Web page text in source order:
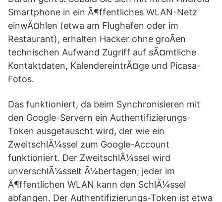
Smartphone in ein Ã¶ffentliches WLAN-Netz
einwÃ¤hlen (etwa am Flughafen oder im
Restaurant), erhalten Hacker ohne groÃen
technischen Aufwand Zugriff auf sÃ¤mtliche
Kontaktdaten, KalendereintrÃ¤ge und Picasa-
Fotos.
Das funktioniert, da beim Synchronisieren mit
den Google-Servern ein Authentifizierungs-
Token ausgetauscht wird, der wie ein
ZweitschlÃ¼ssel zum Google-Account
funktioniert. Der ZweitschlÃ¼ssel wird
unverschlÃ¼sselt Ã¼bertagen; jeder im
Ã¶ffentlichen WLAN kann den SchlÃ¼ssel
abfangen. Der Authentifizierungs-Token ist etwa